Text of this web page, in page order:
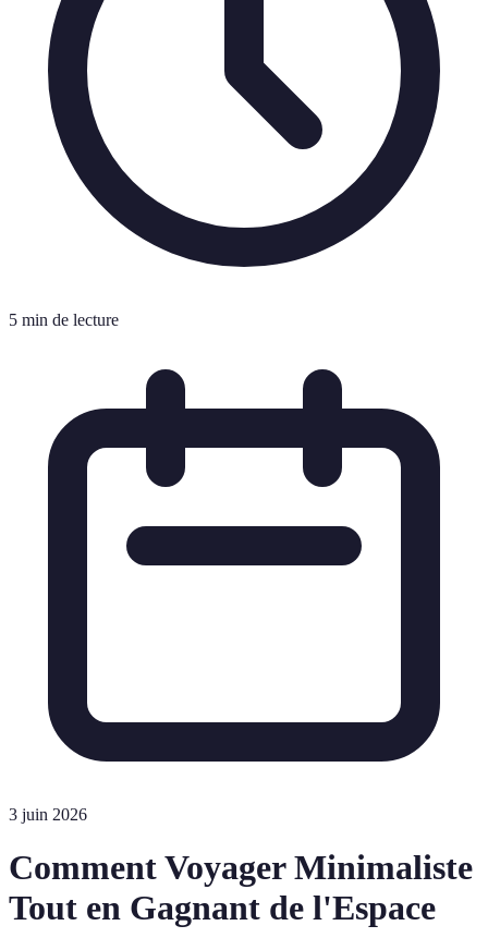
5 min de lecture
3 juin 2026
Comment Voyager Minimaliste
Tout en Gagnant de l'Espace